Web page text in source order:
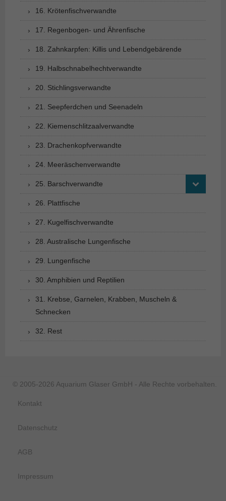
16. Krötenfischverwandte
17. Regenbogen- und Ährenfische
18. Zahnkarpfen: Killis und Lebendgebärende
19. Halbschnabelhechtverwandte
20. Stichlingsverwandte
21. Seepferdchen und Seenadeln
22. Kiemenschlitzaalverwandte
23. Drachenkopfverwandte
24. Meeräschenverwandte
25. Barschverwandte
26. Plattfische
27. Kugelfischverwandte
28. Australische Lungenfische
29. Lungenfische
30. Amphibien und Reptilien
31. Krebse, Garnelen, Krabben, Muscheln &
Schnecken
32. Rest
© 2005-2026 Aquarium Glaser GmbH - Alle Rechte vorbehalten.
Kontakt
Datenschutz
AGB
Impressum